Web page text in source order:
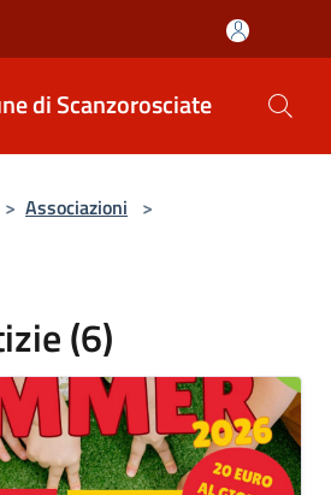
di Scanzorosciate
> Associazioni >
(6)